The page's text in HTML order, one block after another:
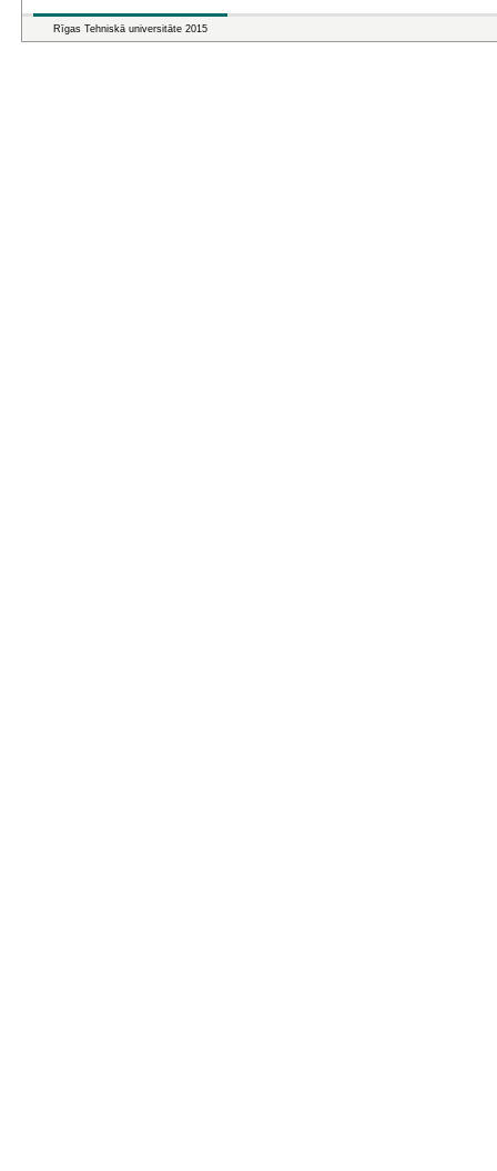
Rīgas Tehniskā universitāte 2015